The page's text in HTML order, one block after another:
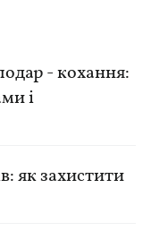
- кохання:
і
як захистити